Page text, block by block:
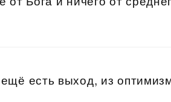
есть выход, из